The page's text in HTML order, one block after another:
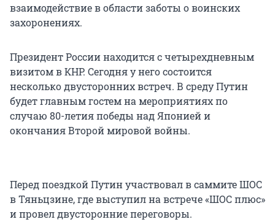
взаимодействие в области заботы о воинских
захоронениях.
Президент России находится с четырехдневным
визитом в КНР. Сегодня у него состоится
несколько двусторонних встреч. В среду Путин
будет главным гостем на мероприятиях по
случаю 80-летия победы над Японией и
окончания Второй мировой войны.
Перед поездкой Путин участвовал в саммите ШОС
в Тяньцзине, где выступил на встрече «ШОС плюс»
и провел двусторонние переговоры.